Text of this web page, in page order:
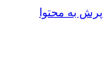
پرش به محتوا